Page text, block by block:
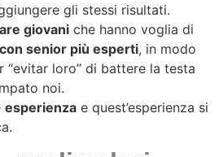
gli stessi risultati.
giovani che hanno voglia di
con senior più esperti, in modo
“evitar loro” di battere la testa
noi.
esperienza e quest’esperienza si